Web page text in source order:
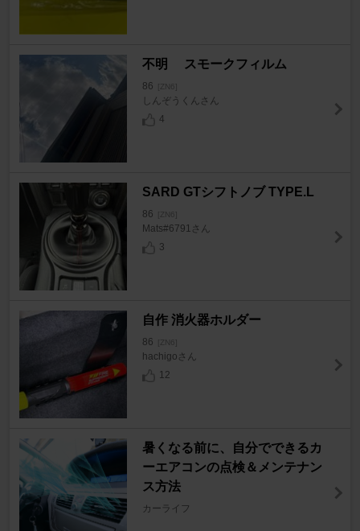
不明 スモークフィルム
86 [ZN6]
しんぞうくんさん
4
SARD GTシフトノブ TYPE.L
86 [ZN6]
Mats#6791さん
3
自作 消火器ホルダー
86 [ZN6]
hachigoさん
12
暑くなる前に、自分でできるカ
ーエアコンの点検＆メンテナン
ス方法
カーライフ